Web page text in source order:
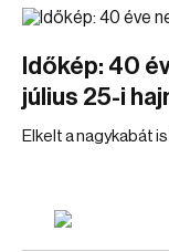
Időkép: 40
július 25-i
Elkelt a nagykabát